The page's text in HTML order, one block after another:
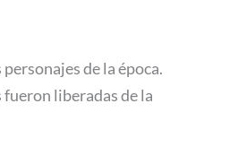
de la época.
liberadas de la